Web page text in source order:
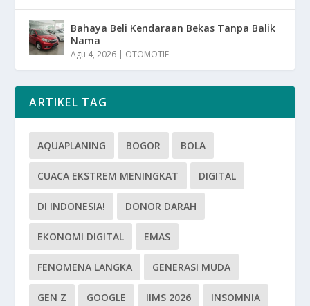
Bahaya Beli Kendaraan Bekas Tanpa Balik
Nama
Agu 4, 2026 | OTOMOTIF
ARTIKEL TAG
AQUAPLANING BOGOR BOLA
CUACA EKSTREM MENINGKAT DIGITAL
DI INDONESIA! DONOR DARAH
EKONOMI DIGITAL EMAS
FENOMENA LANGKA GENERASI MUDA
GEN Z GOOGLE IIMS 2026 INSOMNIA